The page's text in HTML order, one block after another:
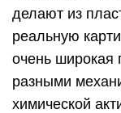
делают из
реальную
очень широкая
разными
химической